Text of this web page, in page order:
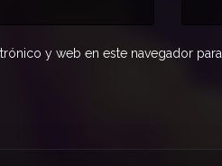
y web en este navegador